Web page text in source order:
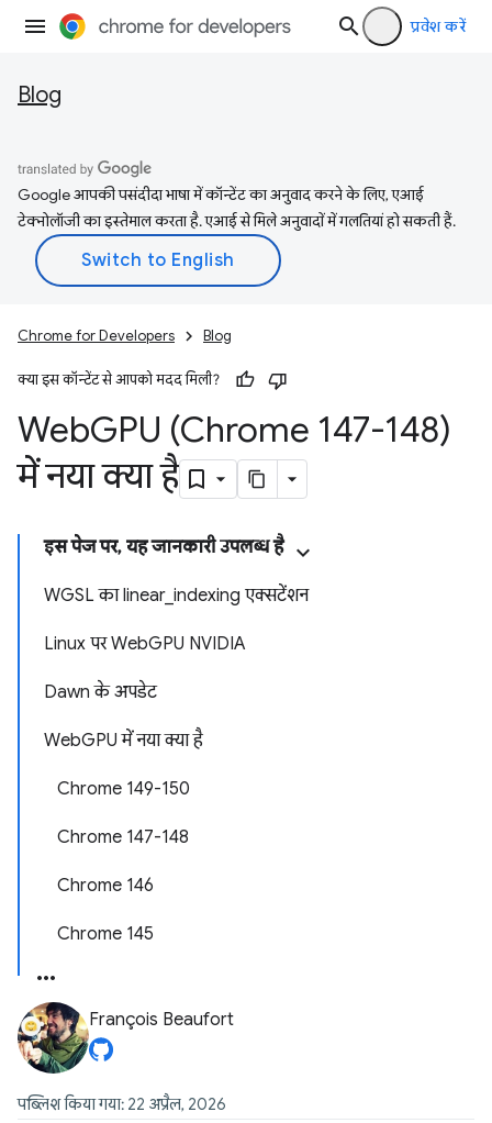
प्रवेश करें
Blog
Google आपकी पसंदीदा भाषा में कॉन्टेंट का अनुवाद करने के लिए, एआई
टेक्नोलॉजी का इस्तेमाल करता है. एआई से मिले अनुवादों में गलतियां हो सकती हैं.
Chrome for Developers Blog
क्या इस कॉन्टेंट से आपको मदद मिली?
WebGPU (Chrome 147-148)
में नया क्या है
इस पेज पर, यह जानकारी उपलब्ध है
WGSL का linear_indexing एक्सटेंशन
Linux पर WebGPU NVIDIA
Dawn के अपडेट
WebGPU में नया क्या है
Chrome 149-150
Chrome 147-148
Chrome 146
Chrome 145
François Beaufort
पब्लिश किया गया: 22 अप्रैल, 2026